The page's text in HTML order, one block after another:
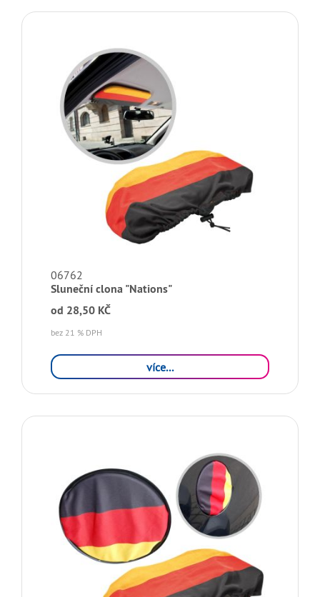
06762
Sluneční clona "Nations"
od 28,50 KČ
bez 21 % DPH
více...